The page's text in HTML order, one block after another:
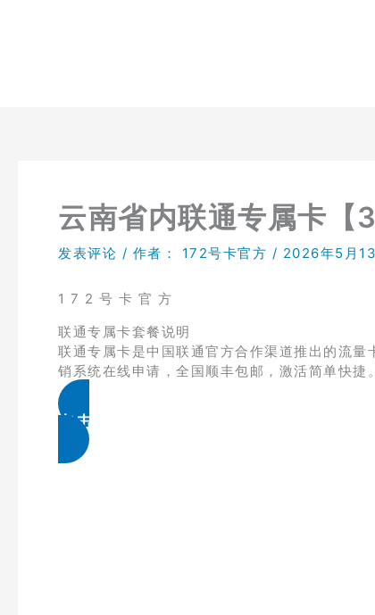
云南省内联通专属卡【
发表评论 / 作者： 172号卡官方 / 2026年5月
1 7 2 号 卡 官 方
联通专属卡套餐说明
联通专属卡是中国联通官方合作渠道推出的流
销系统在线申请，全国顺丰包邮，激活简单快捷。
点击免费领取